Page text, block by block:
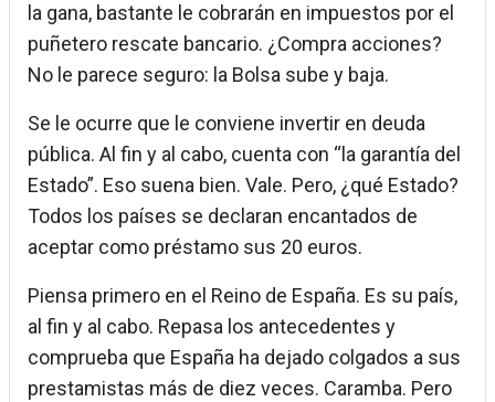
la gana, bastante le cobrarán en impuestos por el
puñetero rescate bancario. ¿Compra acciones?
No le parece seguro: la Bolsa sube y baja.
Se le ocurre que le conviene invertir en deuda
pública. Al fin y al cabo, cuenta con “la garantía del
Estado”. Eso suena bien. Vale. Pero, ¿qué Estado?
Todos los países se declaran encantados de
aceptar como préstamo sus 20 euros.
Piensa primero en el Reino de España. Es su país,
al fin y al cabo. Repasa los antecedentes y
comprueba que España ha dejado colgados a sus
prestamistas más de diez veces. Caramba. Pero